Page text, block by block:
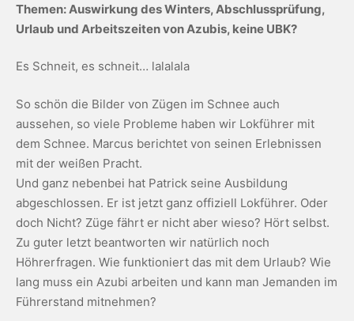
Themen: Auswirkung des Winters, Abschlussprüfung,
Urlaub und Arbeitszeiten von Azubis, keine UBK?
Es Schneit, es schneit… lalalala
So schön die Bilder von Zügen im Schnee auch
aussehen, so viele Probleme haben wir Lokführer mit
dem Schnee. Marcus berichtet von seinen Erlebnissen
mit der weißen Pracht.
Und ganz nebenbei hat Patrick seine Ausbildung
abgeschlossen. Er ist jetzt ganz offiziell Lokführer. Oder
doch Nicht? Züge fährt er nicht aber wieso? Hört selbst.
Zu guter letzt beantworten wir natürlich noch
Höhrerfragen. Wie funktioniert das mit dem Urlaub? Wie
lang muss ein Azubi arbeiten und kann man Jemanden im
Führerstand mitnehmen?